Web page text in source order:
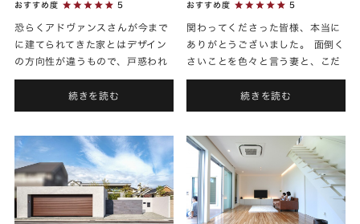
おすすめ度
5
恐らくアドヴァンスさんが今まで
に建てられてきた家とはデザイン
の方向性が違うもので、戸惑われ
る部分もあったかもしれません。
ですが、僕たちのイメージを否定
することなく、より良いものへ
続きを読む
おすすめ度
5
関わってくださった皆様、本当に
ありがとうございました。 面倒く
さいことを色々と言う妻と、こだ
わりのある夫と、その夫婦での意
見の対立をいなすのと、ガサガサ
する子どものお相手は本当に...
続きを読む